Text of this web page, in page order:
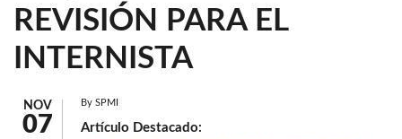
REVISIÓN PARA EL
INTERNISTA
NOV
07
By SPMI
Artículo Destacado: